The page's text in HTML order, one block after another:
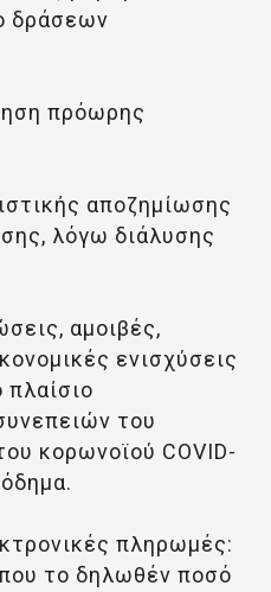
δράσεων
πρόωρης
αποζημίωσης
λόγω διάλυσης
αμοιβές,
ενισχύσεις
του
κορωνοϊού COVID-
πληρωμές:
το δηλωθέν ποσό